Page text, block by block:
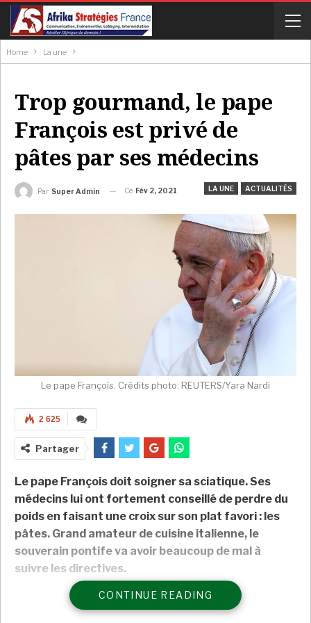
Home La une
Trop gourmand, le pape
François est privé de
pâtes par ses médecins
LA UNE ACTUALITÉS
Par Super Admin Ce Fév 2, 2021
Le pape François. Crédits photo: REUTERS/Yara Nardi
2 625
Partager
Le pape François doit soigner sa sciatique. Ses
médecins lui ont fortement conseillé de perdre du
poids en faisant une croix sur son plat favori : les
pâtes. Grand amateur de cuisine italienne, le
souverain pontife va avoir beaucoup de mal à
suivre les directives.
Le pape Françoisest un grand amoureux de la
, sous toutes ses formes. Enfant, le petit Jorge
CONTINUE READING